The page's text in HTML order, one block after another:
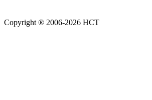
Copyright ® 2006-2026 НСТ